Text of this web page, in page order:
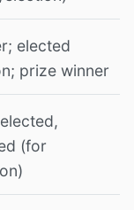
elected
prize winner
(for